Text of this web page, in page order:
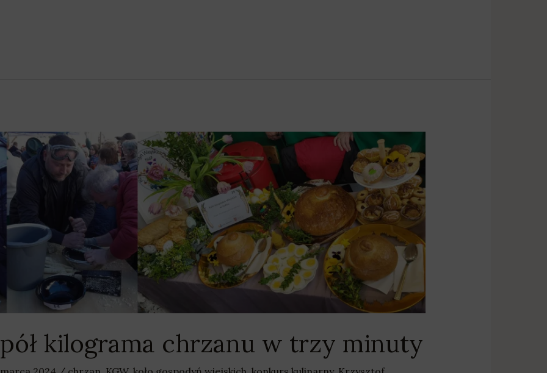
kilograma chrzanu w trzy minuty